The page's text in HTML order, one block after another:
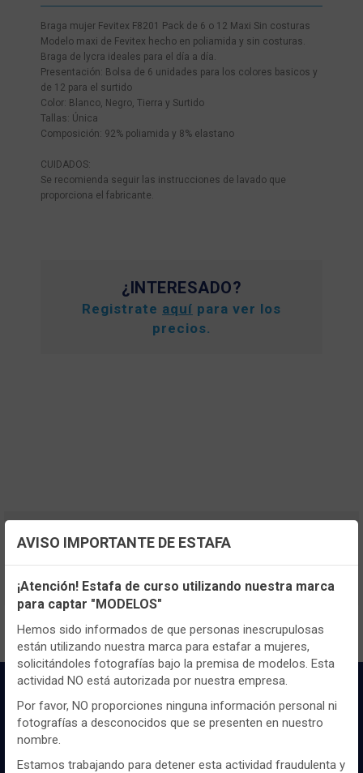
Braga mujer Fevitex F8201 Pack de 6 o 12 Maxi Sin costuras
Modelo maxi de Fevitex hecho en poliamida y sin costuras.
Braga de lycra ideales para el día a día.
Presentación: Bolsa de 6 unidades para los colores basicos y
de 12 para el surtido
Color: Blanco, Negro, Tierra y Surtido
Tallas: Única
Composición: 92% poliamida y 8% elastano
CUIDADOS:
Se recomienda seguir las instrucciones de lavado que
proporciona el fabricante.
¿INTERESADO?
Registrate aquí para ver los
precios.
TENEMOS MUCHOS MÁS !
contenido y los precios.
Configuración de cookies
Utilizamos cookies propias y de terceros, de sesión o
persistentes, para hacer funcionar de manera segura nuestra
página web y personalizar su contenido.
Igualmente, utilizamos cookies para medir y obtener datos de
la navegación que realizas y para ajustar el contenido a tus
gustos y preferencias.
Puedesconfigurary aceptar el uso de cookies a tu gusto.
Para obtener más información visita nuestra
cookies .
AVISO IMPORTANTE DE ESTAFA
¡Atención! Estafa de curso utilizando nuestra marca
para captar "MODELOS"
Hemos sido informados de que personas inescrupulosas
están utilizando nuestra marca para estafar a mujeres,
solicitándoles fotografías bajo la premisa de modelos. Esta
actividad NO está autorizada por nuestra empresa.
Por favor, NO proporciones ninguna información personal ni
fotografías a desconocidos que se presenten en nuestro
nombre.
Estamos trabajando para detener esta actividad fraudulenta y